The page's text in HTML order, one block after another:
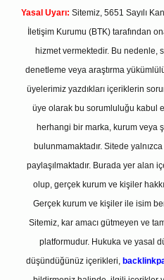
Yasal Uyarı: Sitemiz, 5651 Sayılı
İletişim Kurumu (BTK) tarafından
hizmet vermektedir. Bu nedenle,
denetleme veya araştırma
üyelerimiz yazdıkları içeriklerin
üye olarak bu sorumluluğu kabul
herhangi bir marka, kurum veya
bulunmamaktadır. Sitede
paylaşılmaktadır. Burada yer alan
olup, gerçek kurum ve kişiler
Gerçek kurum ve kişiler ile isim
Sitemiz, kar amacı gütmeyen ve
platformudur. Hukuka ve yasal
düşündüğünüz içerikleri,